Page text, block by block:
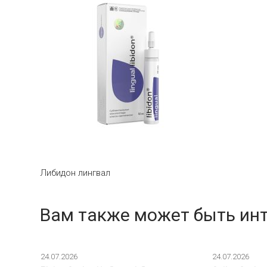
Либидон лингвал
Вам также может быть
24.07.2026 24.07.2026